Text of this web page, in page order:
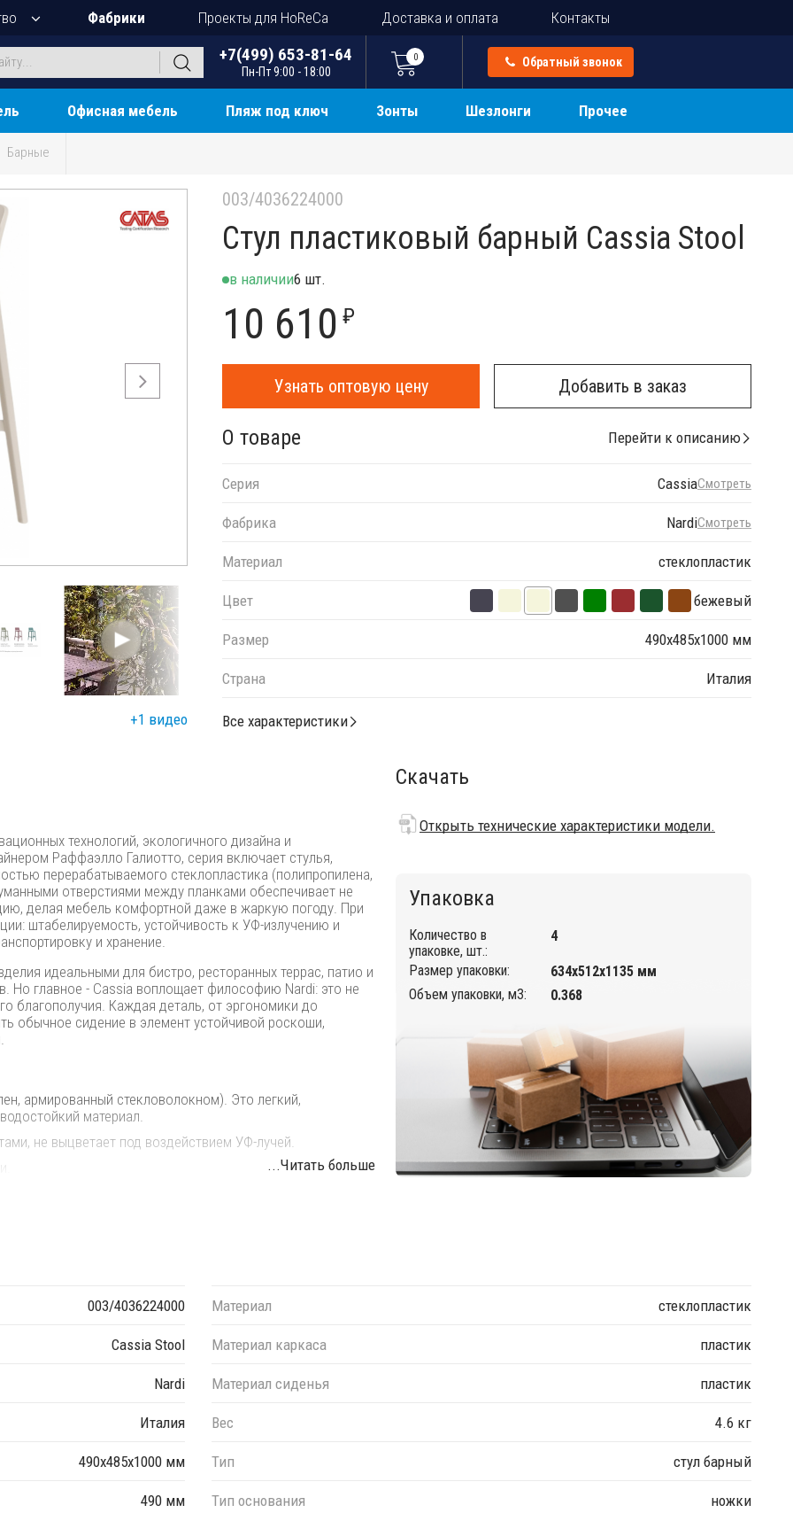
Фабрики Проекты для HoReCa Доставка и оплата Контакты
+7(499) 653-81-64
Пн-Пт 9:00 - 18:00
0 Обратный звонок
Офисная мебель Пляж под ключ Зонты Шезлонги Прочее
Барные
+1 видео
003/4036224000
Стул пластиковый барный Cassia Stool
в наличии6 шт.
10 610 ₽
Узнать оптовую цену Добавить в заказ
О товаре Перейти к описанию
Серия CassiaСмотреть
Фабрика NardiСмотреть
Материал стеклопластик
Цвет бежевый
Размер 490х485х1000 мм
Страна Италия
Все характеристики
технологий, экологичного дизайна и
Раффаэлло Галиотто, серия включает стулья,
перерабатываемого стеклопластика (полипропилена,
отверстиями между планками обеспечивает не
делая мебель комфортной даже в жаркую погоду. При
штабелируемость, устойчивость к УФ-излучению и
и хранение.
идеальными для бистро, ресторанных террас, патио и
Но главное - Cassia воплощает философию Nardi: это не
благополучия. Каждая деталь, от эргономики до
обычное сидение в элемент устойчивой роскоши,
армированный стекловолокном). Это легкий,
материал.
не выцветает под воздействием УФ-лучей.
хранения.
...Читать больше
Скачать
Открыть технические характеристики модели.
Упаковка
Количество в
упаковке, шт.:
4
Размер упаковки:
634х512х1135 мм
Объем упаковки, м3:
0.368
003/4036224000
Cassia Stool
Nardi
Италия
490х485х1000 мм
490 мм
Материал стеклопластик
Материал каркаса пластик
Материал сиденья пластик
Вес 4.6 кг
Тип стул барный
Тип основания ножки